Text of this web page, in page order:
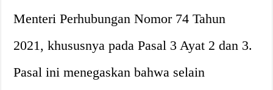
Menteri Perhubungan Nomor 74 Tahun
2021, khususnya pada Pasal 3 Ayat 2 dan 3.
Pasal ini menegaskan bahwa selain